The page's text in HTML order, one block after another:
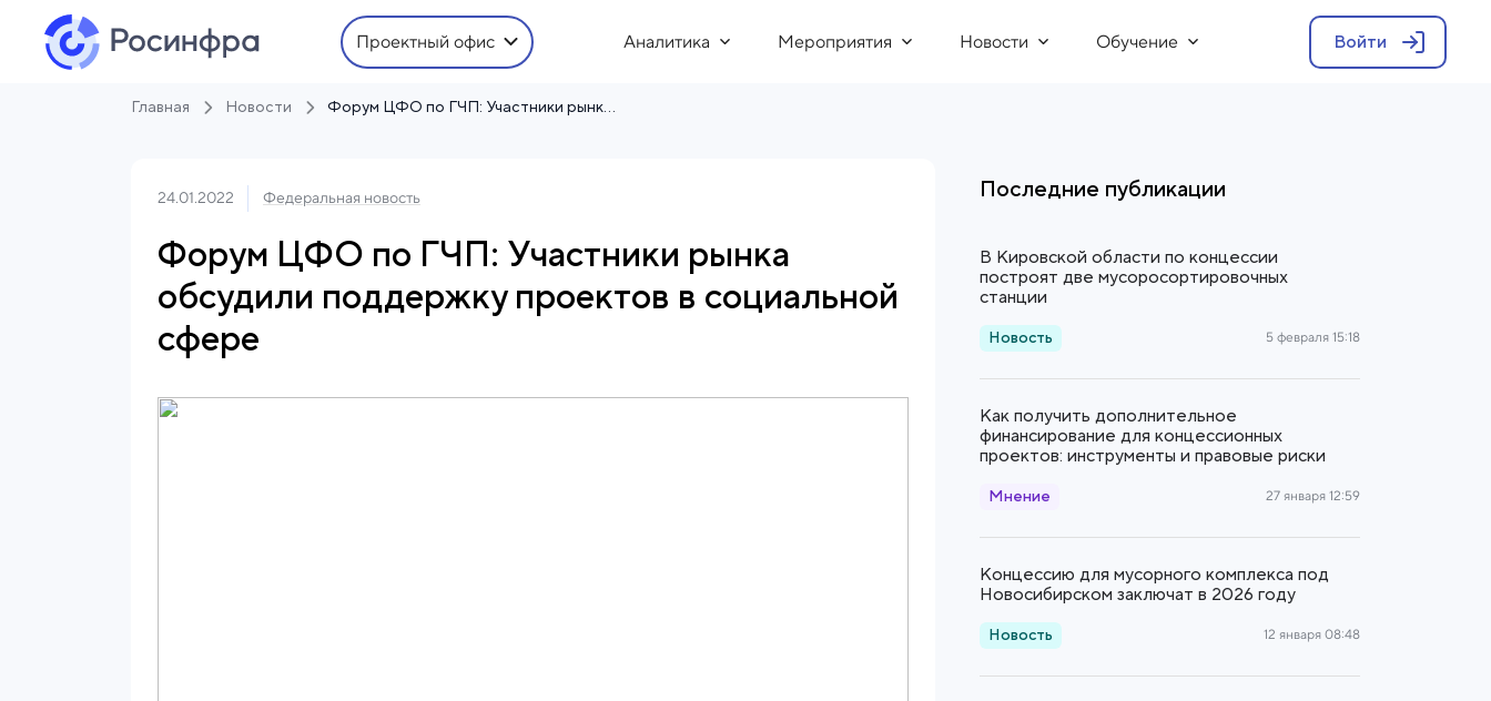
Проектный офис Аналитика Мероприятия Новости Обучение Войти
Главная Новости Форум ЦФО по ГЧП: Участники рынка обсудили поддержку проектов в социальной сфере
24.01.2022 Федеральная новость
Форум ЦФО по ГЧП: Участники рынка
обсудили поддержку проектов в социальной
сфере
Последние публикации
В Кировской области по концессии
построят две мусоросортировочных
станции
Новость 5 февраля 15:18
Как получить дополнительное
финансирование для концессионных
проектов: инструменты и правовые риски
Мнение 27 января 12:59
Концессию для мусорного комплекса под
Новосибирском заключат в 2026 году
Новость 12 января 08:48